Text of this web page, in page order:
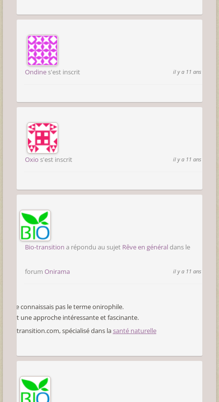
Ondines'est inscrit il y a 11 ans
Oxio s'est inscrit il y a 11 ans
Bio-transition a répondu au sujet Rêve en généraldans le
forumOnirama il y a 11 ans
Je ne connaissais pas le terme onirophile.
C’est une approche intéressante et fascinante.
Bio-transition.com, spécialisé dans lasanté naturelle